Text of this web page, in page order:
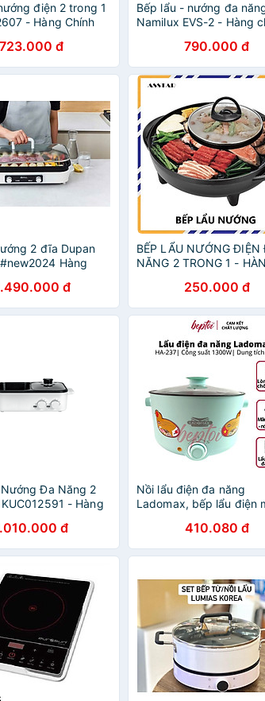
điện 2 trong 1
- Hàng Chính
723.000 đ
Bếp lẩu - nướng đa
Namilux EVS-2 - Hàng
lẩu nướng, hộ gia đình
790.000 đ
2 đĩa Dupan
Hàng
đ
BẾP LẨU NƯỚNG ĐIỆN
NĂNG 2 TRONG 1 -
250.000 đ
Đa Năng 2
- Hàng
đ
Nồi lẩu điện đa năng
Ladomax, bếp lẩu điện
1300W HA-237 - Hàng
Hãng
410.080 đ